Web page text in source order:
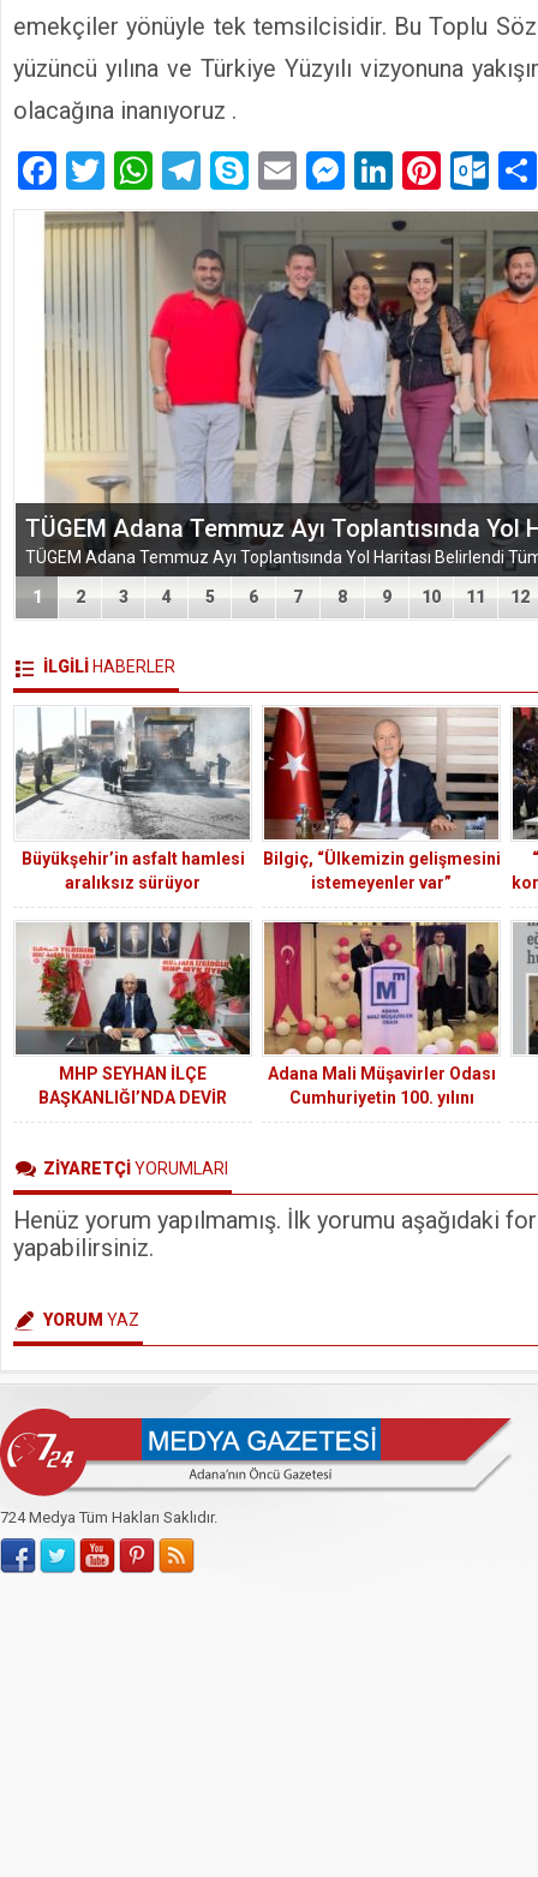
emekçiler yönüyle tek temsilcisidir. Bu Toplu
yüzüncü yılına ve Türkiye Yüzyılı vizyonuna
olacağına inanıyoruz .
Facebook
Twitter
WhatsApp
Telegram
SkypeEmailMessenger
LinkedIn
EĞİTİM-BİR-SEN ADANA ŞUBESİ’NDEN
VEFA VE DAYANIŞMA ÇIKARMASI
1 2 3 4 5 6 7 8 9 10 11 12
İLGİLİ HABERLER
Büyükşehir’in asfalt hamlesi
aralıksız sürüyor
Bilgiç, “Ülkemizin gelişmesini
istemeyenler var”
MHP SEYHAN İLÇE
BAŞKANLIĞI’NDA DEVİR
TESLİM PROGRAMI
Adana Mali Müşavirler Odası
Cumhuriyetin 100. yılını
coşkuyla kutladı
ZİYARETÇİYORUMLARI
Henüz yorum yapılmamış. İlk yorumu aşağıdaki
yapabilirsiniz.
YORUM YAZ
724 Medya Tüm Hakları Saklıdır.